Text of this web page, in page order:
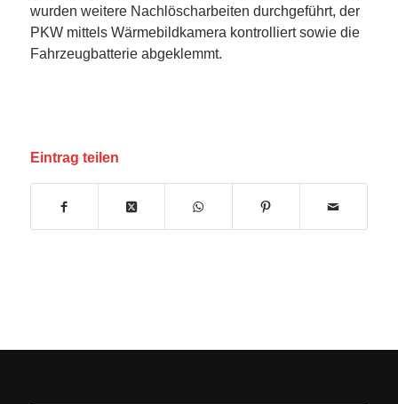
wurden weitere Nachlöscharbeiten durchgeführt, der
PKW mittels Wärmebildkamera kontrolliert sowie die
Fahrzeugbatterie abgeklemmt.
Eintrag teilen